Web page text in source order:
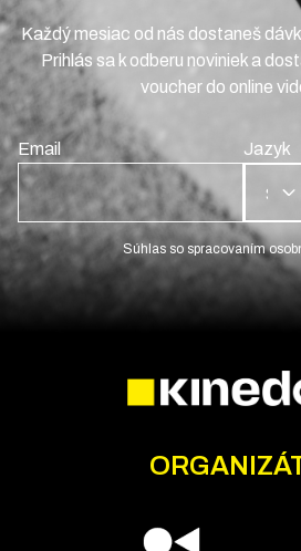
Každý mesiac od nás dostaneš
Prihlás sa k odberu noviniek a
voucher do online
Email Jazyk
SK
Súhlas so spracovaním